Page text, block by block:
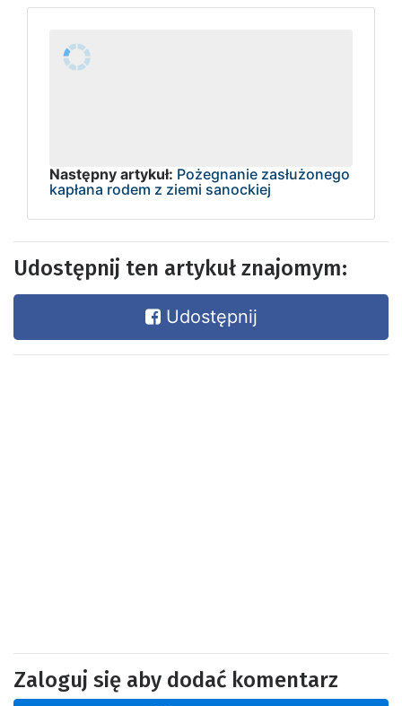
Następny artykuł: Pożegnanie zasłużonego
kapłana rodem z ziemi sanockiej
Udostępnij ten artykuł znajomym:
Udostępnij
Zaloguj się aby dodać komentarz